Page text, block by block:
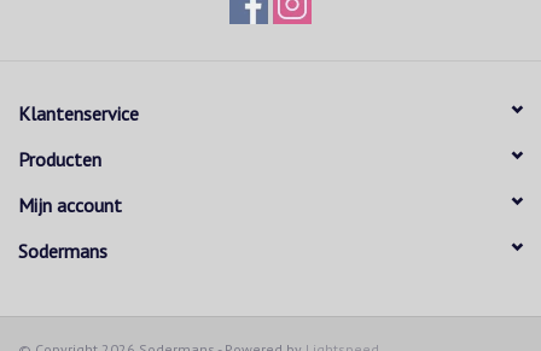
Klantenservice
Producten
Mijn account
Sodermans